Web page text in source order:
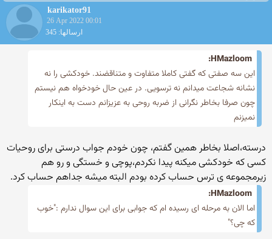
karikator91
26 Apr 2022 00:01
ارسالها: 345
HMazloom:
این سه صفتی که گفتی کاملا متفاوت و متناقضند. خودکشی را نه
نشانه شجاعت میدانم نه ترسویی. در عین حال خودخواه هم نیستم
چون صرفا بخاطر نگرانی از ضربه روحی به عزیزانم دست به اینکار
نمیزنم
درسته،اصلا بخاطر همین گفتم، چون خودم جواب درستی برای روحیات
کسی که خودکشی میکنه پیدا نکردم،پوچی و خستگی و رو هم
زیرمجموعه ی ترس حساب کرده بودم البته میشه جداهم حساب کرد.
HMazloom:
اما الان به مرحله ای رسیده ام که جوابی برای این سوال ندارم :"خوب
که چی؟"